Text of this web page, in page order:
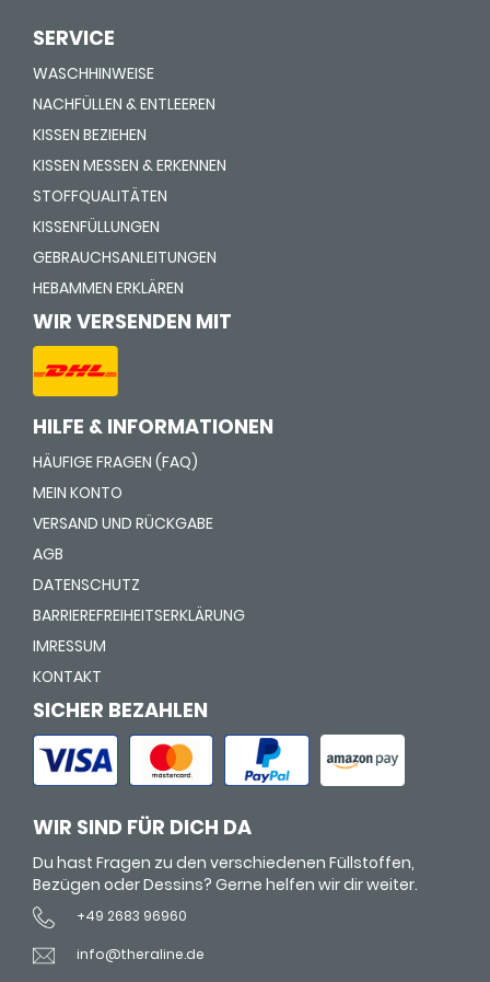
SERVICE
WASCHHINWEISE
NACHFÜLLEN & ENTLEEREN
KISSEN BEZIEHEN
KISSEN MESSEN & ERKENNEN
STOFFQUALITÄTEN
KISSENFÜLLUNGEN
GEBRAUCHSANLEITUNGEN
HEBAMMEN ERKLÄREN
WIR VERSENDEN MIT
HILFE & INFORMATIONEN
HÄUFIGE FRAGEN (FAQ)
MEIN KONTO
VERSAND UND RÜCKGABE
AGB
DATENSCHUTZ
BARRIEREFREIHEITSERKLÄRUNG
IMRESSUM
KONTAKT
SICHER BEZAHLEN
WIR SIND FÜR DICH DA
Du hast Fragen zu den verschiedenen Füllstoffen,
Bezügen oder Dessins? Gerne helfen wir dir weiter.
+49 2683 96960
info@theraline.de